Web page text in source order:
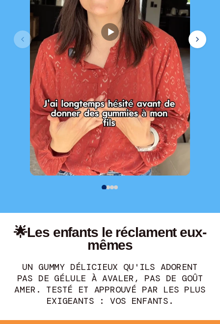
🌟Les enfants le réclament eux-
mêmes
UN GUMMY DÉLICIEUX QU'ILS ADORENT
PAS DE GÉLULE À AVALER, PAS DE GOÛT
AMER. TESTÉ ET APPROUVÉ PAR LES PLUS
EXIGEANTS : VOS ENFANTS.